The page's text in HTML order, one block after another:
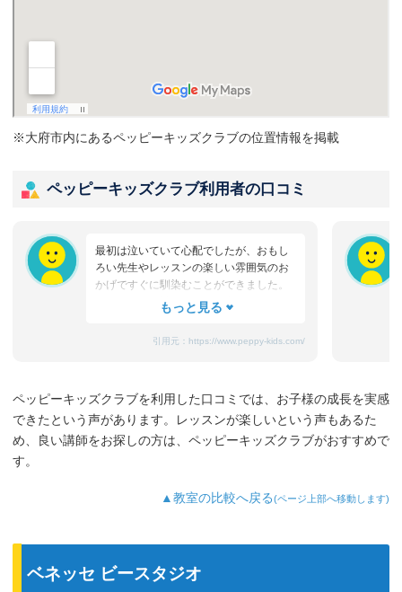
※大府市内にあるペッピーキッズクラブの位置情報を掲載
ペッピーキッズクラブ利用者の口コミ
最初は泣いていて心配でしたが、おもし
ろい先生やレッスンの楽しい雰囲気のお
かげですぐに馴染むことができました。
たまにママと離れるときに嫌がることも
れ、お迎えのときはいつも笑顔です。
3歳児を飽きさせない充実したレッスンだ
と思います。うちの子は特に歌やダンス
が好きなようで、よく「Hello～♪」と歌
ど、色んなものを英語で教えてくれるよ
うになり、英語が身についてきているの
引用元： https://www.peppy-kids.com/
ペッピーキッズクラブを利用した口コミでは、お子様の成長を実感
できたという声があります。レッスンが楽しいという声もあるた
め、良い講師をお探しの方は、ペッピーキッズクラブがおすすめで
す。
▲教室の比較へ戻る(ページ上部へ移動します)
ベネッセ ビースタジオ